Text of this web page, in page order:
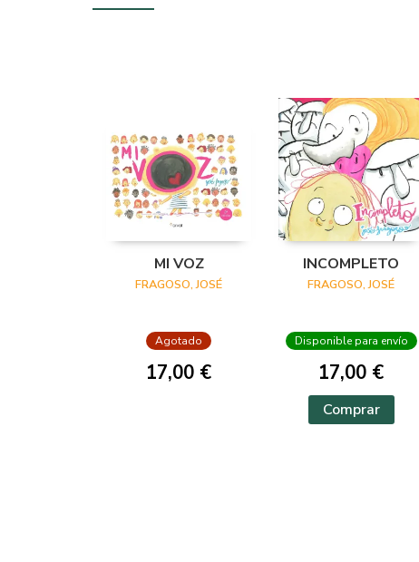
MI VOZ
FRAGOSO, JOSÉ
Agotado
17,00 €
INCOMPLETO
FRAGOSO, JOSÉ
Disponible para envío
17,00 €
Comprar